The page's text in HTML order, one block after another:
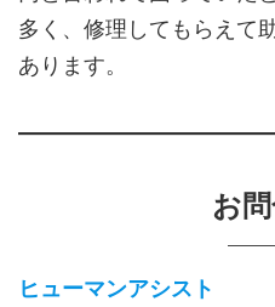
多く、修理してもらえて
あります。
お
ヒューマンアシスト